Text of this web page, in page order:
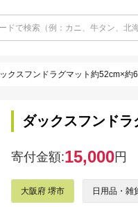
クスフンドラグマット約52cm×約
ダックスフンド
寄付金額:15,000円
大阪府 堺市 日用品・雑